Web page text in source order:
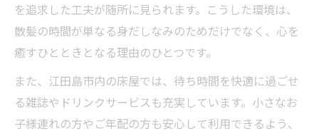
を追求した工夫が随所に見られます。こうした環境は、
散髪の時間が単なる身だしなみのためだけでなく、心を
癒すひとときとなる理由のひとつです。
また、江田島市内の床屋では、待ち時間を快適に過ごせ
る雑誌やドリンクサービスも充実しています。小さなお
子様連れの方やご年配の方も安心して利用できるよう、